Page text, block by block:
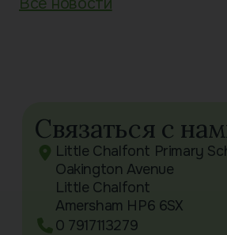
Связаться с
Little Chalfont Primary
Oakington Avenue
Little Chalfont
Amersham HP6 6SX
0 7917113279